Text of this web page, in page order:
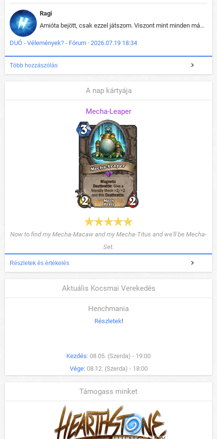
Ragi
Amióta bejött, csak ezzel játszom. Viszont mint minden más - akár az alapjáték is, ez is baromira összetett lett. Néha már pár kör után is esélytelen az egész. Vagy irreállisan túltápol valaki, vagy lelép a partner, vagy csak hülye mint a segg. És amikor eljönne az én időm, na akkor jön el mindenki másé is. Engem jobban érdekelne, hogy ki milyen ratingen szokott játszani. Na ez lenne egy érdekes adat.
DUÓ - Vélemények? - Fórum · 2026.07.19 18:34
Több hozzászólás
A nap kártyája
Mecha-Leaper
Now to find my Mecha-Macaw and my Mecha-Titus and we'll be Mecha-
Set.
Részletek és értékelés
Aktuális Kocsmai Verekedés
Henchmania
Részletek!
Kezdés: 08.05. (Szerda) - 19:00
Vége: 08.12. (Szerda) - 18:00
Támogass minket